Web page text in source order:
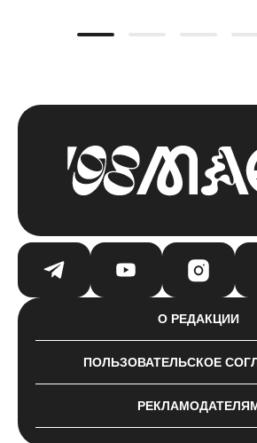
О РЕДАКЦИИ
ПОЛЬЗОВАТЕЛЬСКОЕ